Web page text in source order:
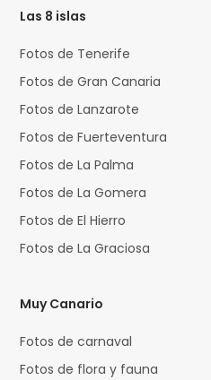
Las 8 islas
Fotos de Tenerife
Fotos de Gran Canaria
Fotos de Lanzarote
Fotos de Fuerteventura
Fotos de La Palma
Fotos de La Gomera
Fotos de El Hierro
Fotos de La Graciosa
Muy Canario
Fotos de carnaval
Fotos de flora y fauna